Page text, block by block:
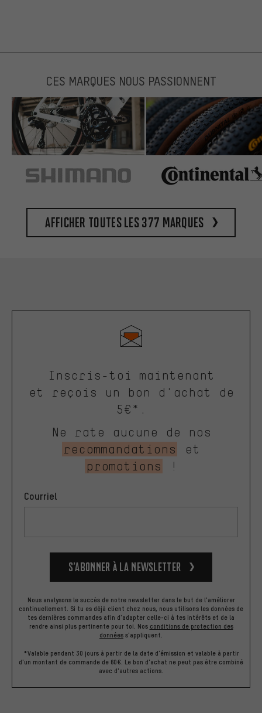
CES MARQUES NOUS PASSIONNENT
Afficher toutes les 377 marques
Inscris-toi maintenant
et reçois un bon d'achat de
5€*.
Ne rate aucune de nos
recommandations
et
promotions
!
Courriel
S’abonner à la newsletter
Nous analysons le succès de notre newsletter dans le but de l'améliorer
continuellement. Si tu es déjà client chez nous, nous utilisons les données de
tes dernières commandes afin d'adapter celle-ci à tes intérêts et de la
rendre ainsi plus pertinente pour toi. Nos conditions de protection des
données s'appliquent.
*Valable pendant 30 jours à partir de la date d'émission et valable à partir
d'un montant de commande de 60€. Le bon d'achat ne peut pas être combiné
avec d'autres actions.